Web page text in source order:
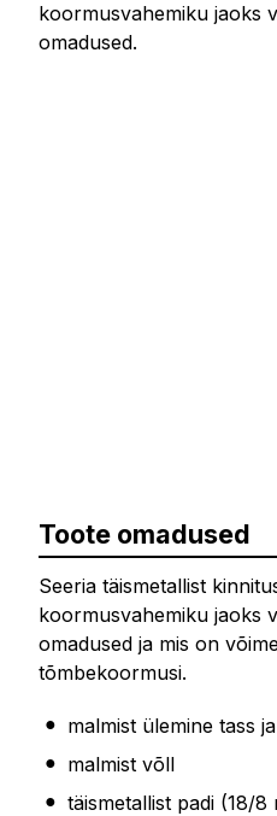
koormusvahemiku jaoks
omadused.
Toote omadused
Seeria täismetallist
koormusvahemiku jaoks
omadused ja mis on
tõmbekoormusi.
malmist ülemine tass
malmist võll
täismetallist padi (18/